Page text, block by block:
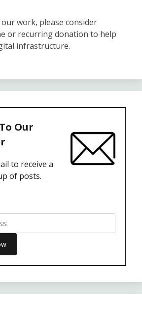
work, please consider
or recurring donation to help
infrastructure.
Our
to receive a
of posts.